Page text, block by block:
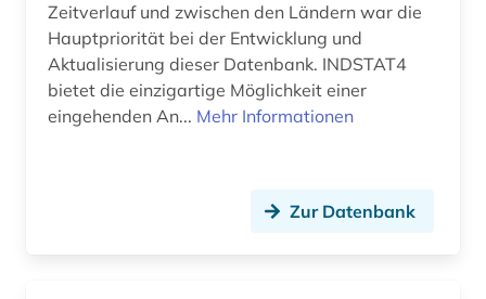
brief (2)
briefsammlung (1)
buch (1)
Saarland (1)
Sachsen (2)
Schweden (1)
Zeitverlauf und zwischen den Ländern war die
Hauptpriorität bei der Entwicklung und
Aktualisierung dieser Datenbank. INDSTAT4
bietet die einzigartige Möglichkeit einer
eingehenden An... Mehr Informationen
Zur Datenbank